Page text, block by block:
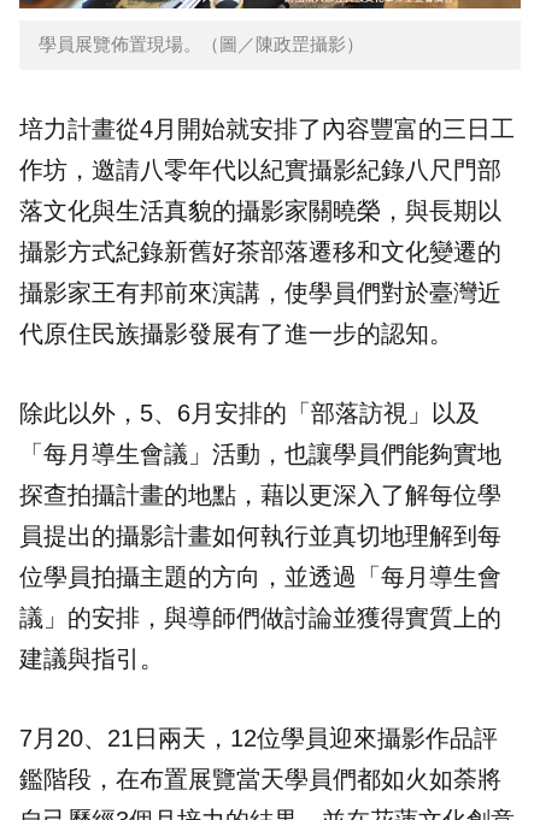
學員展覽佈置現場。（圖／陳政罡攝影）
培力計畫從4月開始就安排了內容豐富的三日工
作坊，邀請八零年代以紀實攝影紀錄八尺門部
落文化與生活真貌的攝影家關曉榮，與長期以
攝影方式紀錄新舊好茶部落遷移和文化變遷的
攝影家王有邦前來演講，使學員們對於臺灣近
代原住民族攝影發展有了進一步的認知。
除此以外，5、6月安排的「部落訪視」以及
「每月導生會議」活動，也讓學員們能夠實地
探查拍攝計畫的地點，藉以更深入了解每位學
員提出的攝影計畫如何執行並真切地理解到每
位學員拍攝主題的方向，並透過「每月導生會
議」的安排，與導師們做討論並獲得實質上的
建議與指引。
7月20、21日兩天，12位學員迎來攝影作品評
鑑階段，在布置展覽當天學員們都如火如荼將